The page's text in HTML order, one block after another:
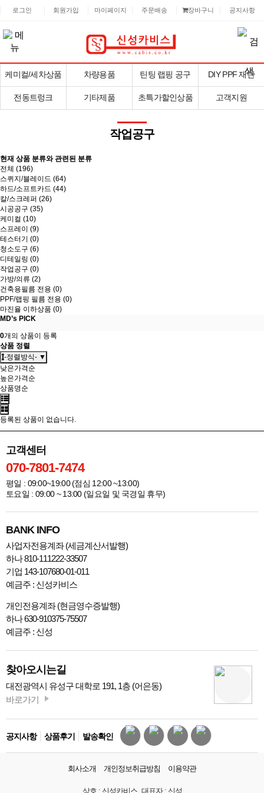
로그인 회원가입 마이페이지 주문배송 장바구니 공지사항
케미컬/세차상품 차량용품 틴팅 랩핑 공구 DIY PPF 재단
전동트렁크 기타제품 초특가할인상품 고객지원
작업공구
현재 상품 분류와 관련된 분류
전체 (196)
스퀴지/블레이드 (64)
하드/소프트카드 (44)
칼/스크레퍼 (26)
시공공구 (35)
케미컬 (10)
스프레이 (9)
테스터기 (0)
청소도구 (6)
디테일링 (0)
작업공구 (0)
가방/의류 (2)
건축용필름 전용 (0)
PPF/랩핑 필름 전용 (0)
마진율 이하상품 (0)
MD’s PICK
0개의 상품이 등록
상품 정렬
-정렬방식- ▼
낮은가격순
높은가격순
상품명순
등록된 상품이 없습니다.
고객센터
070-7801-7474
평일 : 09:00~19:00 (점심 12:00 ~13:00)
토요일 : 09:00 ~ 13:00 (일요일 및 국경일 휴무)
BANK INFO
사업자전용계좌 (세금계산서발행)
하나 810-111222-33507
기업 143-107680-01-011
예금주 : 신성카비스
개인전용계좌 (현금영수증발행)
하나 630-910375-75507
예금주 : 신성
찾아오시는길
대전광역시 유성구 대학로 191, 1층 (어은동)
바로가기
공지사항 상품후기 발송확인
회사소개 개인정보취급방침 이용약관
상호 :신성카비스 대표자 :신성